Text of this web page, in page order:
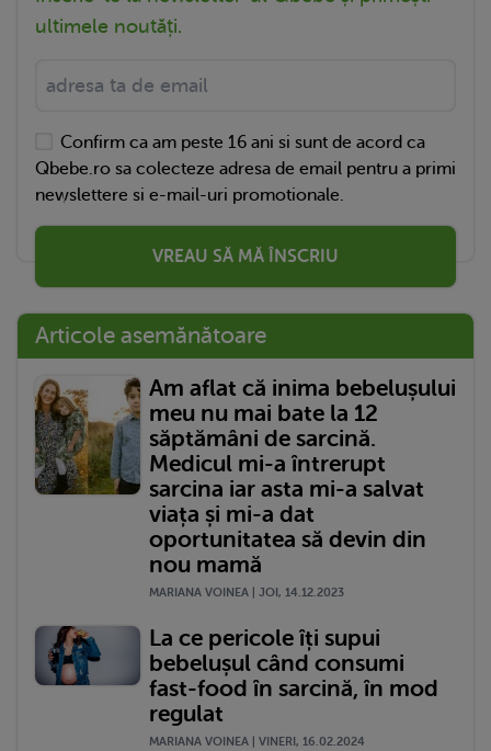
ultimele noutăți.
Confirm ca am peste 16 ani si sunt de acord ca
Qbebe.ro sa colecteze adresa de email pentru a primi
newslettere si e-mail-uri promotionale.
VREAU SĂ MĂ ÎNSCRIU
Articole asemănătoare
Am aflat că inima bebelușului
meu nu mai bate la 12
săptămâni de sarcină.
Medicul mi-a întrerupt
sarcina iar asta mi-a salvat
viața și mi-a dat
oportunitatea să devin din
nou mamă
MARIANA VOINEA | JOI, 14.12.2023
La ce pericole îți supui
bebelușul când consumi
fast-food în sarcină, în mod
regulat
MARIANA VOINEA | VINERI, 16.02.2024